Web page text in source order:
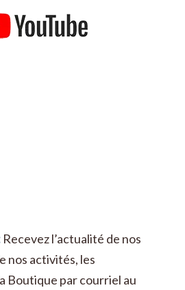
Recevez l’actualité de nos
nos activités, les
Boutique par courriel au